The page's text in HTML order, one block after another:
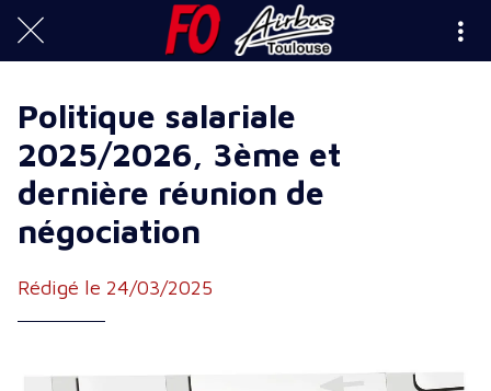
Politique salariale
2025/2026, 3ème et
dernière réunion de
négociation
Rédigé le 24/03/2025